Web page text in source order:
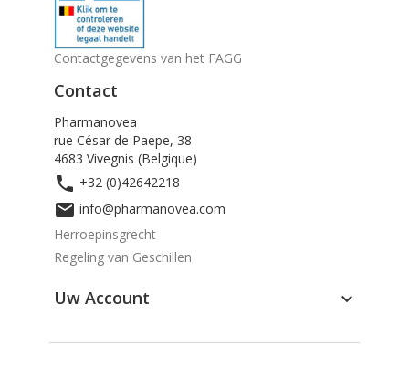
Contactgegevens van het FAGG
Contact
Pharmanovea
rue César de Paepe, 38
4683 Vivegnis (Belgique)
 +32 (0)42642218
 info@pharmanovea.com
Herroepinsgrecht
Regeling van Geschillen
Uw Account 